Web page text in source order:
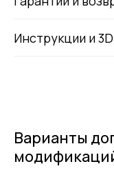
Инструкции и
Варианты